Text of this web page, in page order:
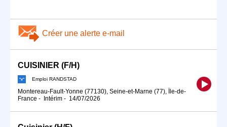
Créer une alerte e-mail
CUISINIER (F/H)
Emploi RANDSTAD
Montereau-Fault-Yonne (77130), Seine-et-Marne (77), Île-de-
France - Intérim - 14/07/2026